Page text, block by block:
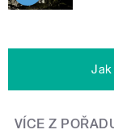
VÍCE Z